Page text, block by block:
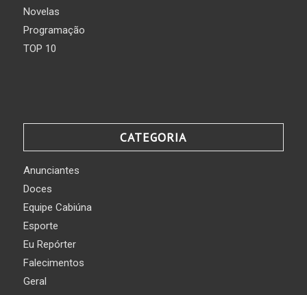
Novelas
Programação
TOP 10
CATEGORIA
Anunciantes
Doces
Equipe Cabiúna
Esporte
Eu Repórter
Falecimentos
Geral